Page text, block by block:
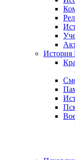
История